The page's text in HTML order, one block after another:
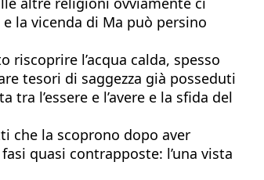
la vicenda di Ma può persino
l’acqua calda, spesso
tesori di saggezza già posseduti
l’essere e l’avere e la sfida del
che la scoprono dopo aver
quasi contrapposte: l’una vista